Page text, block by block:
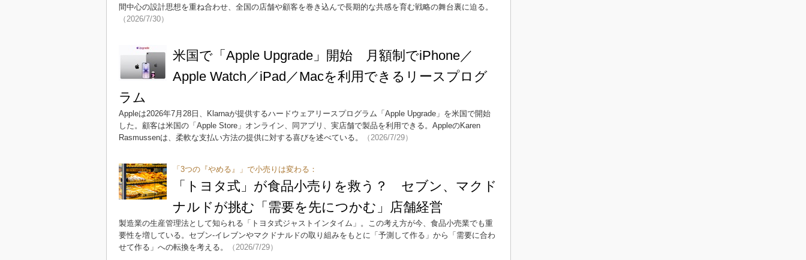
間中心の設計思想を重ね合わせ、全国の店舗や顧客を巻き込んで長期的な共感を育む戦略の舞台裏に迫る。
（2026/7/30）
米国で「Apple Upgrade」開始 月額制でiPhone／
Apple Watch／iPad／Macを利用できるリースプログ
ラム
Appleは2026年7月28日、Klarnaが提供するハードウェアリースプログラム「Apple Upgrade」を米国で開始
した。顧客は米国の「Apple Store」オンライン、同アプリ、実店舗で製品を利用できる。AppleのKaren
Rasmussenは、柔軟な支払い方法の提供に対する喜びを述べている。
（2026/7/29）
「3つの『やめる』」で小売りは変わる：
「トヨタ式」が食品小売りを救う？ セブン、マクド
ナルドが挑む「需要を先につかむ」店舗経営
製造業の生産管理法として知られる「トヨタ式ジャストインタイム」。この考え方が今、食品小売業でも重
要性を増している。セブン‐イレブンやマクドナルドの取り組みをもとに「予測して作る」から「需要に合わ
せて作る」への転換を考える。
（2026/7/29）